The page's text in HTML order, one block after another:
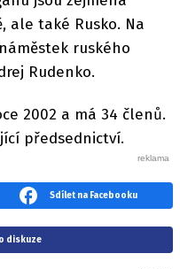
ale také Rusko. Na
ruského
Rudenko.
2002 a má 34 členů.
předsednictví.
Sdílet na Facebooku
diskuze